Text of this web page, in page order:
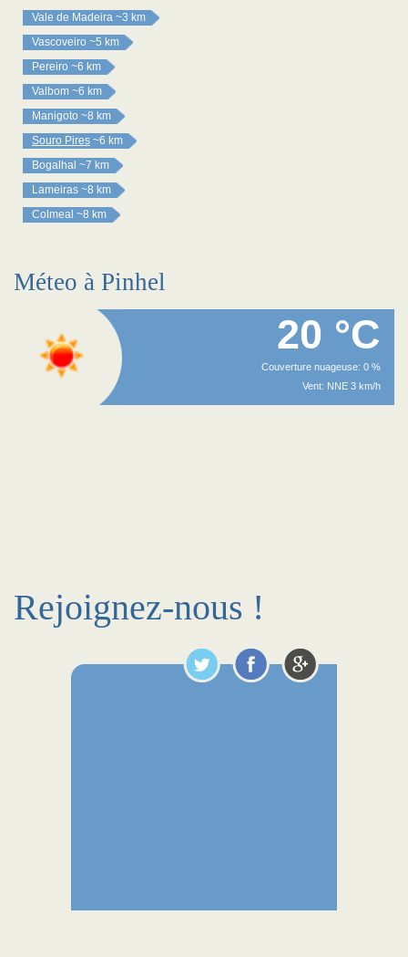
Vale de Madeira ~3 km
Vascoveiro ~5 km
Pereiro ~6 km
Valbom ~6 km
Manigoto ~8 km
Souro Pires ~6 km
Bogalhal ~7 km
Lameiras ~8 km
Colmeal ~8 km
Méteo à Pinhel
20 °C
Couverture nuageuse: 0 %
Vent: NNE 3 km/h
Rejoignez-nous !